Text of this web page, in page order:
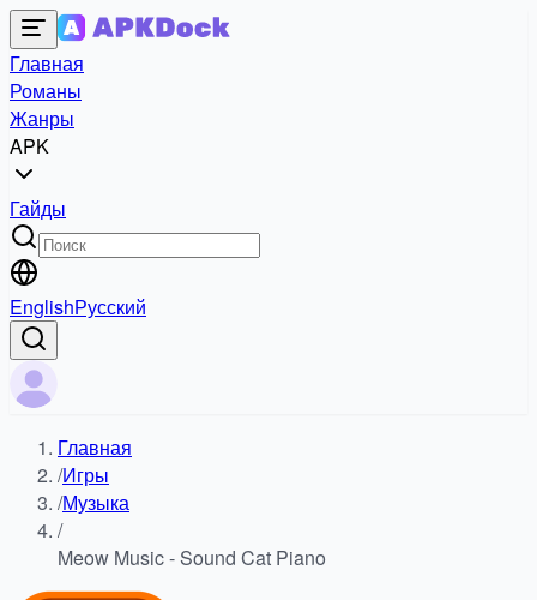
Главная
Романы
Жанры
APK
Гайды
EnglishРусский
Главная
/Игры
/Музыка
/
Meow Music - Sound Cat Piano